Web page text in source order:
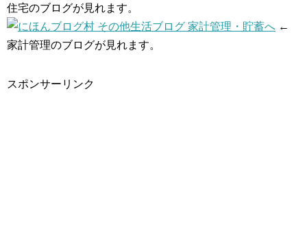
住宅のブログが見れます。
←
家計管理のブログが見れます。
スポンサーリンク